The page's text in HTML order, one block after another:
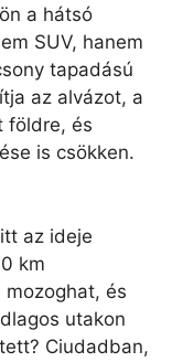
a hátsó
SUV, hanem
tapadású
az alvázot, a
földre, és
is csökken.
az ideje
km
és
utakon
Ciudadban,